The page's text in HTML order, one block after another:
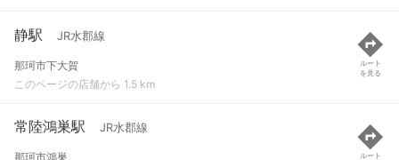
静駅 JR水郡線
那珂市下大賀
このページの店舗から 1.5 km
ルート
を見る
常陸鴻巣駅 JR水郡線
那珂市鴻巣
ルート